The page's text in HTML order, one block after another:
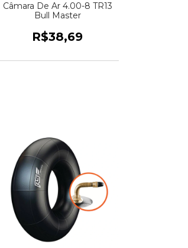
Câmara De Ar 4.00-8 TR13
Bull Master
R$38,69